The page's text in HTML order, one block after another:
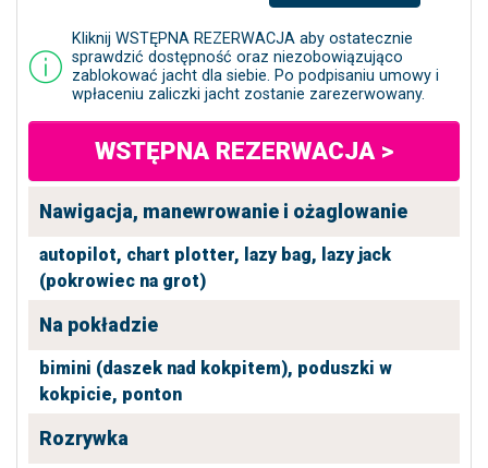
Kliknij WSTĘPNA REZERWACJA aby ostatecznie
sprawdzić dostępność oraz niezobowiązująco
zablokować jacht dla siebie. Po podpisaniu umowy i
wpłaceniu zaliczki jacht zostanie zarezerwowany.
WSTĘPNA REZERWACJA >
Nawigacja, manewrowanie i ożaglowanie
autopilot, chart plotter, lazy bag, lazy jack
(pokrowiec na grot)
Na pokładzie
bimini (daszek nad kokpitem), poduszki w
kokpicie, ponton
Rozrywka